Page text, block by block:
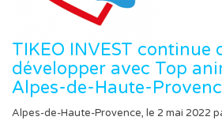
TIKEO INVEST continue
développer avec Top
Alpes-de-Haute-
Alpes-de-Haute-Provence, le 2 mai 2022